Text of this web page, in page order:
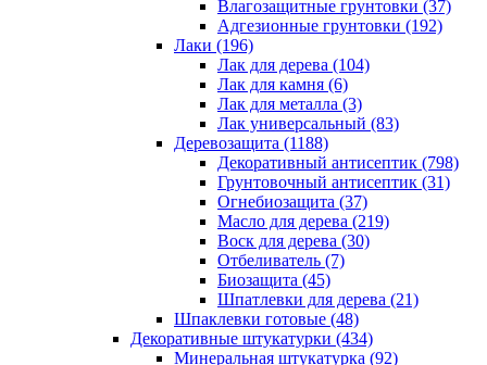
Влагозащитные грунтовки (37)
Адгезионные грунтовки (192)
Лаки (196)
Лак для дерева (104)
Лак для камня (6)
Лак для металла (3)
Лак универсальный (83)
Деревозащита (1188)
Декоративный антисептик (798)
Грунтовочный антисептик (31)
Огнебиозащита (37)
Масло для дерева (219)
Воск для дерева (30)
Отбеливатель (7)
Биозащита (45)
Шпатлевки для дерева (21)
Шпаклевки готовые (48)
Декоративные штукатурки (434)
Минеральная штукатурка (92)